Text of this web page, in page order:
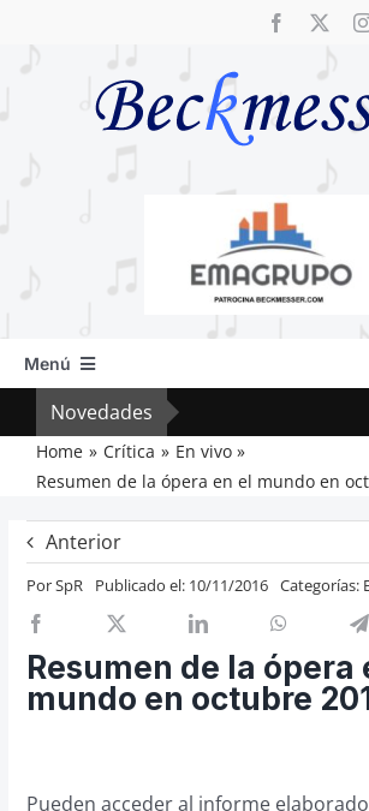
Menú
Inicio
Actual
Artículos
Crítica
Previos de ópera
Cosas de Beckmesser
Novedades
Home Crítica
En vivo
Resumen de la ópera en el mundo en
Anterior
PorSpR Publicado el: 10/11/2016 Categorías:
Resumen de la ópera
mundo en octubre
Pueden acceder al informe elaborado